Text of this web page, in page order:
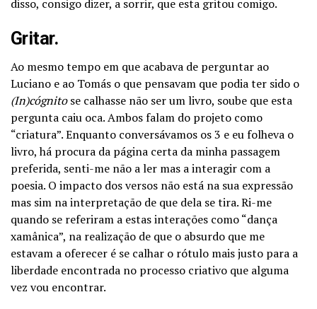
disso, consigo dizer, a sorrir, que esta gritou comigo.
Gritar.
Ao mesmo tempo em que acabava de perguntar ao
Luciano e ao Tomás o que pensavam que podia ter sido o
(In)cógnitose calhasse não ser um livro, soube que esta
pergunta caiu oca. Ambos falam do projeto como
“criatura”. Enquanto conversávamos os 3 e eu folheva o
livro, há procura da página certa da minha passagem
preferida, senti-me não a ler mas a interagir com a
poesia. O impacto dos versos não está na sua expressão
mas sim na interpretação de que dela se tira. Ri-me
quando se referiram a estas interações como “dança
xamânica”, na realização de que o absurdo que me
estavam a oferecer é se calhar o rótulo mais justo para a
liberdade encontrada no processo criativo que alguma
vez vou encontrar.